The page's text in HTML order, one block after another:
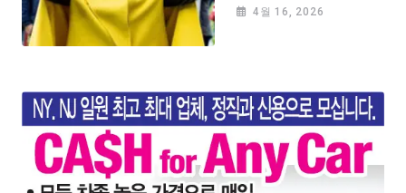
4월 16, 2026